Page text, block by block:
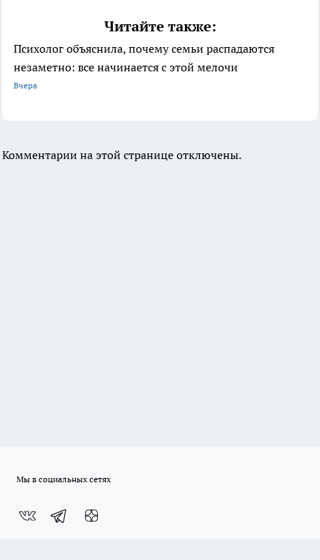
Читайте также:
Психолог объяснила, почему семьи распадаются
незаметно: все начинается с этой мелочи
Вчера
Комментарии на этой странице отключены.
Мы в социальных сетях